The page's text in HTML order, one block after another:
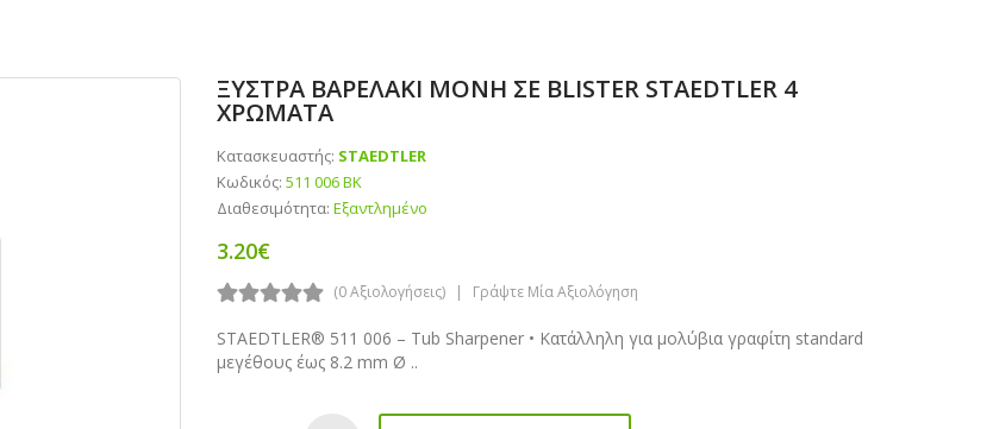
ΞΥΣΤΡΑ ΒΑΡΕΛΑΚΙ ΜΟΝΗ ΣΕ BLISTER STAEDTLER 4
ΧΡΩΜΑΤΑ
Κατασκευαστής: STAEDTLER
Κωδικός: 511 006 BK
Διαθεσιμότητα: Εξαντλημένο
3.20€
(0 Αξιολογήσεις) Γράψτε Μία Αξιολόγηση
STAEDTLER® 511 006 – Tub Sharpener • Κατάλληλη για μολύβια γραφίτη standard
μεγέθους έως 8.2 mm Ø ..